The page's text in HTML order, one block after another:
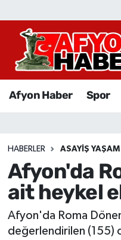
Afyon Haber Spor
HABERLER ASAYIŞ YAŞAM
Afyon'da
ait heykel
Afyon'da Roma
değerlendirilen (155)
Afyon Haber
Sağlık
Eğitim
Sivil Toplum